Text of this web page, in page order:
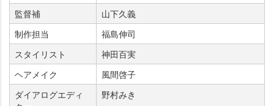
監督補
山下久義
制作担当
福島伸司
スタイリスト
神田百実
ヘアメイク
風間啓子
ダイアログエディ
野村みき